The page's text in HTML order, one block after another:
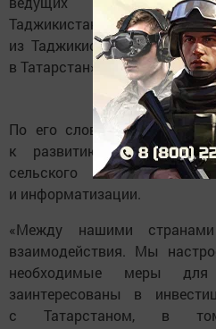
Таджикистана. В свою
из Таджикистана могли бы
в Татарстан», — заметил
По его словам, в РТ
к развитию отношений
сельского
и информатизации.
«Между нашими
взаимодействия. Мы
необходимые меры для
заинтересованы в
с Татарстаном, в